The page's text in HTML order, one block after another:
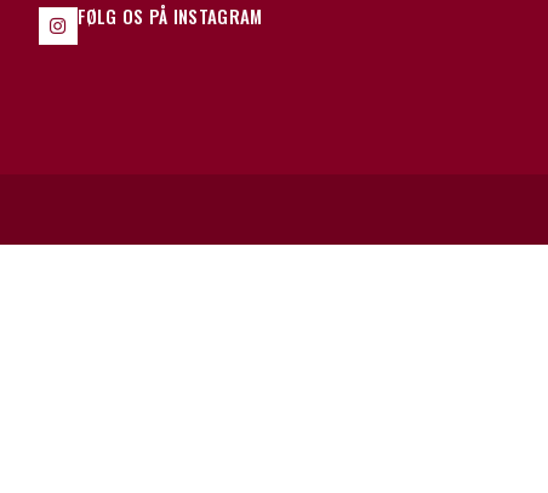
FØLG OS PÅ INSTAGRAM